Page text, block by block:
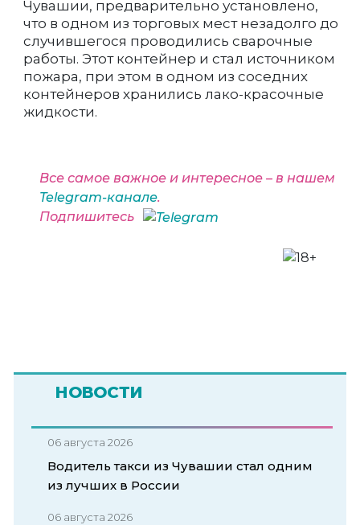
Чувашии, предварительно установлено,
что в одном из торговых мест незадолго до
случившегося проводились сварочные
работы. Этот контейнер и стал источником
пожара, при этом в одном из соседних
контейнеров хранились лако-красочные
жидкости.
Все самое важное и интересное – в нашем
Telegram-канале.
Подпишитесь
НОВОСТИ
06 августа 2026
Водитель такси из Чувашии стал одним
из лучших в России
06 августа 2026